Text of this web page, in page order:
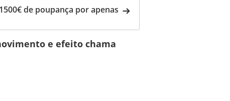
de poupança por apenas
e efeito chama